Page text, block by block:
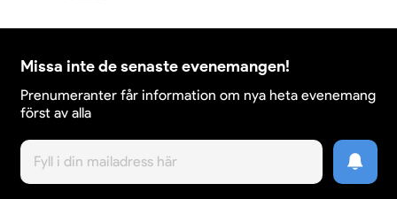
Missa inte de senaste evenemangen!
Prenumeranter får information om nya heta evenemang
först av alla